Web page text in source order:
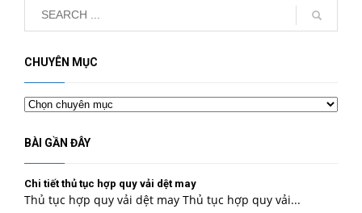
CHUYÊN MỤC
Chuyên
mục
BÀI GẦN ĐÂY
Chi tiết thủ tục hợp quy vải dệt may
Thủ tục hợp quy vải dệt may Thủ tục hợp quy vải...